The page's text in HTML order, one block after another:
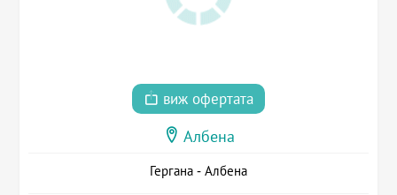
виж офертата
Албена
Гергана - Албена